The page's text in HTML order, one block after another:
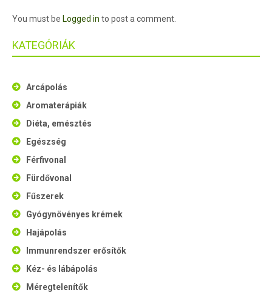
You must be Logged in to post a comment.
KATEGÓRIÁK
Arcápolás
Aromaterápiák
Diéta, emésztés
Egészség
Férfivonal
Fürdővonal
Fűszerek
Gyógynövényes krémek
Hajápolás
Immunrendszer erősítők
Kéz- és lábápolás
Méregtelenítők